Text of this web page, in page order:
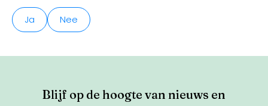
Ja Nee
Blijf op de hoogte van nieuws en